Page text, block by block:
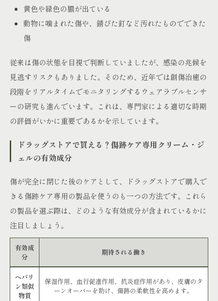
黄色や緑色の膿が出ている
動物に噛まれた傷や、錆びた釘など汚れたものでできた
傷
従来は傷の状態を目視で判断していましたが、感染の兆候を
見逃すリスクもありました。そのため、近年では創傷治癒の
段階をリアルタイムでモニタリングするウェアラブルセンサ
ーの研究も進んでいます。これは、専門家による適切な時期
の評価がいかに重要であるかを示しています。
ドラッグストアで買える？傷跡ケア専用クリーム・ジ
ェルの有効成分
傷が完全に閉じた後のケアとして、ドラッグストアで購入で
きる傷跡ケア専用の製品を使うのも一つの方法です。これら
の製品を選ぶ際は、どのような有効成分が含まれているかに
注目しましょう。
有効成
分
期待される働き
ヘパリ
ン類似
物質
保湿作用、血行促進作用、抗炎症作用があり、皮膚のタ
ーンオーバーを助け、傷跡の柔軟性を高めます。